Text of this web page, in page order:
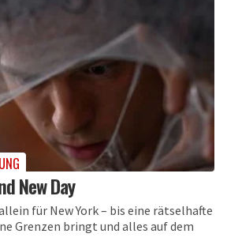
New Day
für New York – bis eine rätselhafte
Grenzen bringt und alles auf dem